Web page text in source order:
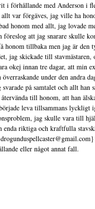
i förhållande med Anderson i
var förgäves, jag ville ha
honom med allt, jag lovade
att jag snarare skulle
tillbaka men jag är den
jag skickade till
okej innan tre dagar, att min
under den andra
på samtalet och allt han
till honom, att han
leva tillsammans lyckligt
jag skulle vara till
enda riktiga och kraftfulla
eller något annat fall.